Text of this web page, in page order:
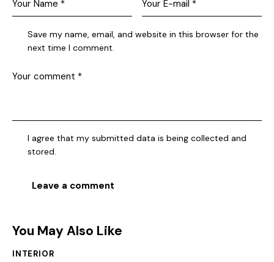
Save my name, email, and website in this browser for the
next time I comment.
I agree that my submitted data is being collected and
stored.
You May Also Like
INTERIOR